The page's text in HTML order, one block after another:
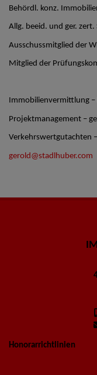
Behördl. konz.
Allg. beeid. und ger.
Ausschussmitglied der
Mitglied der
Immobilienvermittlung –
Projektmanagement –
Verkehrswertgutachten
gerold@stadlhuber.com
Honorarrichtlinien